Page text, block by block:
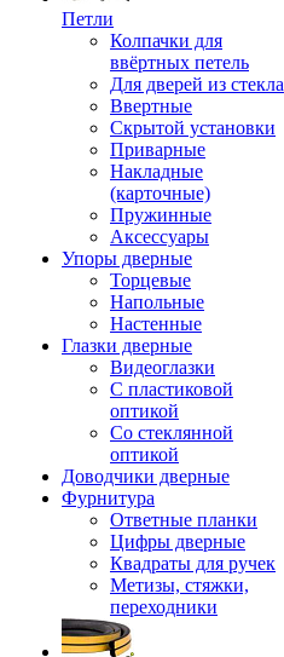
Петли
Колпачки для
ввёртных петель
Для дверей из стекла
Ввертные
Скрытой установки
Приварные
Накладные
(карточные)
Пружинные
Аксессуары
Упоры дверные
Торцевые
Напольные
Настенные
Глазки дверные
Видеоглазки
С пластиковой
оптикой
Со стеклянной
оптикой
Доводчики дверные
Фурнитура
Ответные планки
Цифры дверные
Квадраты для ручек
Метизы, стяжки,
переходники